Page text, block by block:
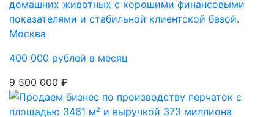
домашних животных с хорошими финансовыми
показателями и стабильной клиентской базой.
Москва
400 000 рублей в месяц
9 500 000 ₽